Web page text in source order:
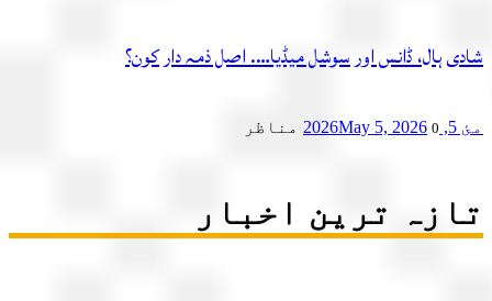
ہال، ڈانس اور سوشل میڈیا…. اصل ذمہ دار کون؟
May 5, 2026 0 مناظر
ترین اخبار